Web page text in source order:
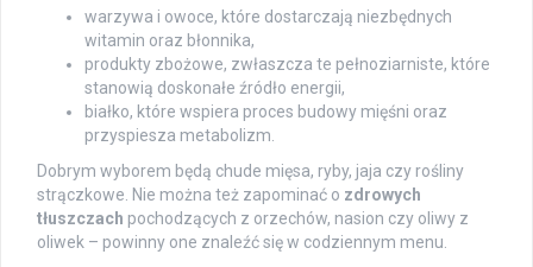
warzywa i owoce, które dostarczają niezbędnych
witamin oraz błonnika,
produkty zbożowe, zwłaszcza te pełnoziarniste, które
stanowią doskonałe źródło energii,
białko, które wspiera proces budowy mięśni oraz
przyspiesza metabolizm.
Dobrym wyborem będą chude mięsa, ryby, jaja czy rośliny
strączkowe. Nie można też zapominać o zdrowych
tłuszczach pochodzących z orzechów, nasion czy oliwy z
oliwek – powinny one znaleźć się w codziennym menu.